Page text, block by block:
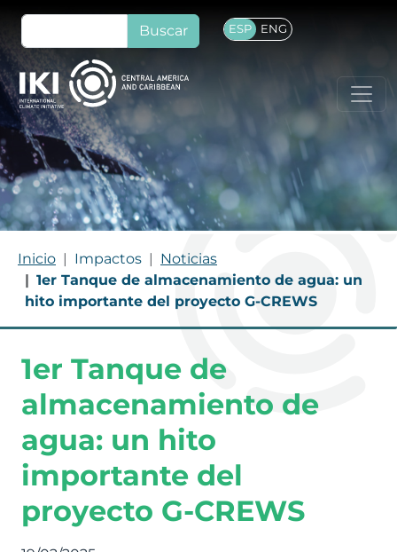
Pasar al contenido principal
Buscar ESP ENG
RUTA DE NAVEGACIÓN
Inicio Impactos
Noticias
1er Tanque de almacenamiento de agua: un
hito importante del proyecto G-CREWS
1er Tanque de
almacenamiento de
agua: un hito
importante del
proyecto G-CREWS